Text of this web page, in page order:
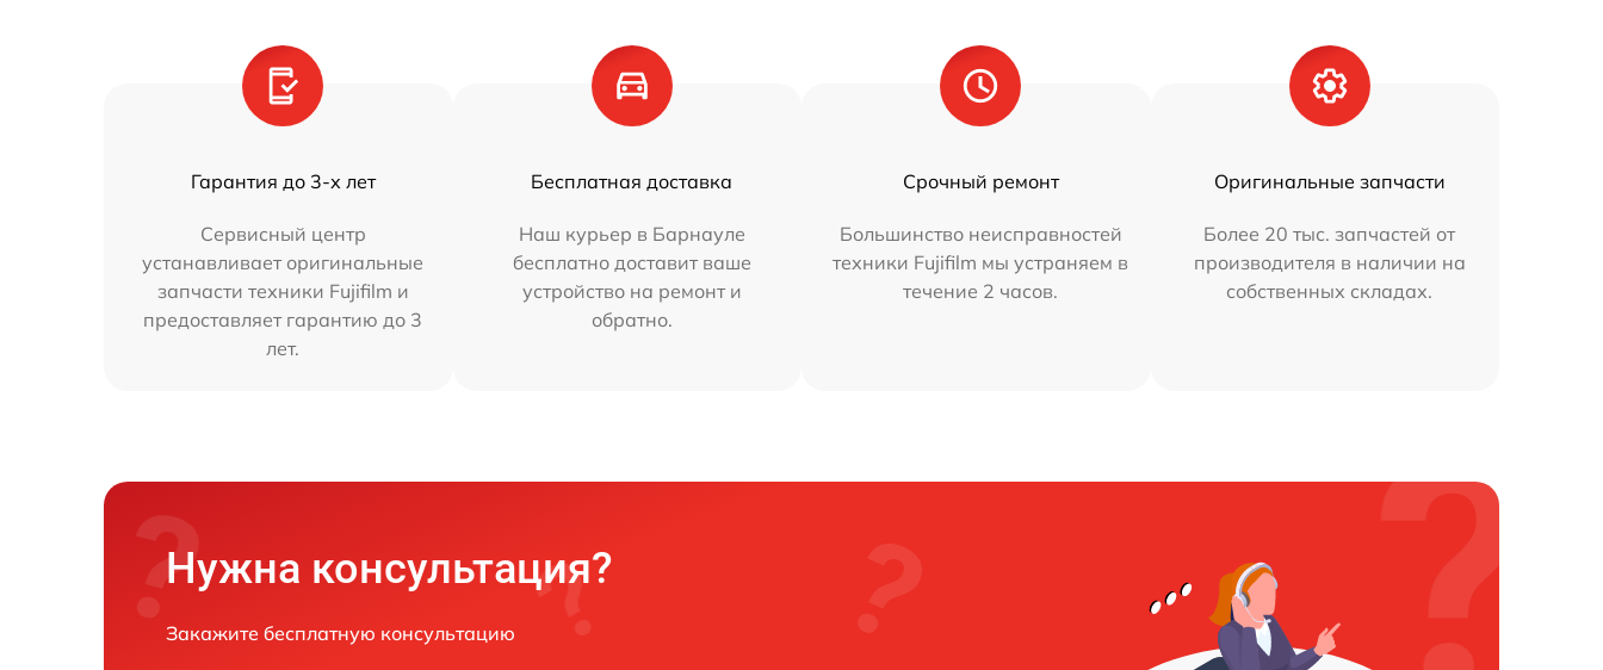
Гарантия до 3-х лет
Сервисный центр
устанавливает оригинальные
запчасти техники Fujifilm и
предоставляет гарантию до 3
лет.
Бесплатная доставка
Наш курьер в Барнауле
бесплатно доставит ваше
устройство на ремонт и
обратно.
Срочный ремонт
Большинство неисправностей
техники Fujifilm мы устраняем в
течение 2 часов.
Оригинальные запчасти
Более 20 тыс. запчастей от
производителя в наличии на
собственных складах.
Нужна консультация?
Закажите бесплатную консультацию